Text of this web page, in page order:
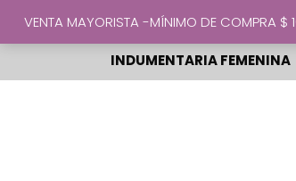
INDUMENTARIA FEMENINA
VENTA MAYORISTA -MÍNIMO DE COMPRA $